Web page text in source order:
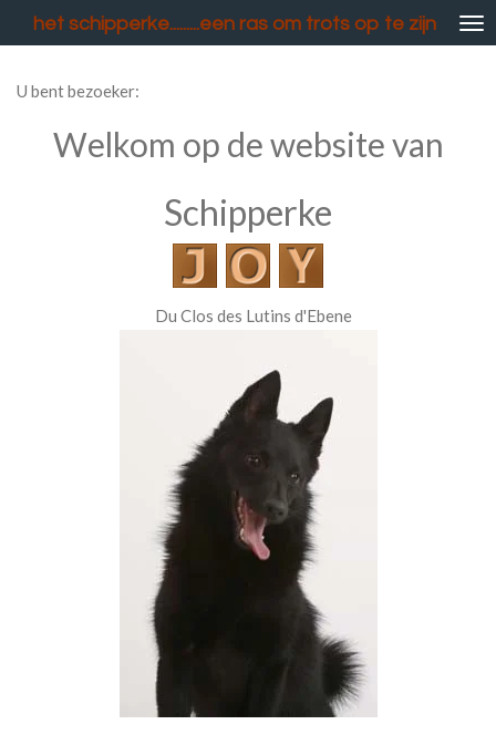
direct
de
het schipperke.........een ras om trots op te zijn
U bent bezoeker:
Welkom op de website van
Schipperke
Du Clos des Lutins d'Ebene